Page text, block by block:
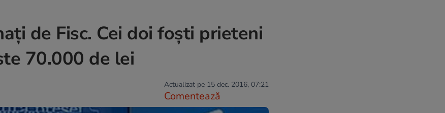
de Fisc. Cei doi foști prieteni
70.000 de lei
Actualizat pe 15 dec. 2016, 07:21
Comentează